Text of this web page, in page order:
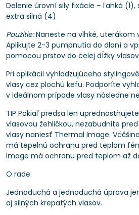
Delenie úrovní sily fixácie – ľahká
extra silná (4)
Použitie:Naneste na vlhké, uterákom
Aplikujte 2-3 pumpnutia do dlaní a
pomocou prstov do celej dĺžky
Pri aplikácii vyhladzujúceho
vlasy cez plochú kefu. Podporíte
v ideálnom prípade vlasy následne
TIP Pokiaľ predsa len
vlasovou žehličkou, nezabudnite
vlasy naniesť Thermal Image.
má tepelnú ochranu pred teplom
Image má ochranu pred teplom až
O rade:
Jednoduchá a jednoduchá úprava
aj silných krepatých vlasov.